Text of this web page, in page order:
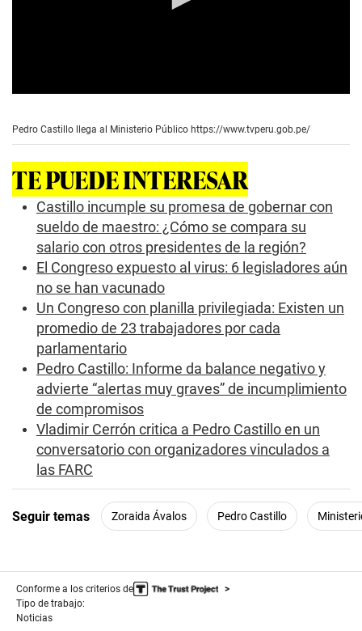
e
n
d
s
Pedro Castillo llega al Ministerio Público https://www.tvperu.gob.pe/
TE PUEDE INTERESAR
Castillo incumple su promesa de gobernar con
sueldo de maestro: ¿Cómo se compara su
salario con otros presidentes de la región?
El Congreso expuesto al virus: 6 legisladores aún
no se han vacunado
Un Congreso con planilla privilegiada: Existen un
promedio de 23 trabajadores por cada
parlamentario
Pedro Castillo: Informe da balance negativo y
advierte “alertas muy graves” de incumplimiento
de compromisos
Vladimir Cerrón critica a Pedro Castillo en un
conversatorio con organizadores vinculados a
las FARC
Seguir temas Zoraida Ávalos Pedro Castillo
Conforme a los criterios de
Tipo de trabajo:
Noticias